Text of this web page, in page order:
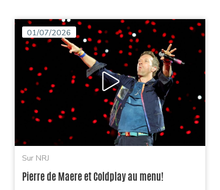
01/07/2026
Sur NRJ
Pierre de Maere et Coldplay au menu!